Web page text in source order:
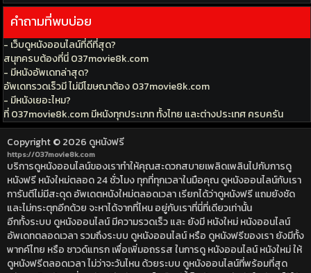
คำถามที่พบบ่อย
- เว็บดูหนังออนไลน์ที่ดีที่สุด?
สนุกครบต้องที่นี่ 037movie8k.com
- มีหนังอัพเดทล่าสุด?
อัพเดทรวดเร็วมี ไม่มีโฆษณาต้อง 037movie8k.com
- มีหนังเยอะไหม?
ที่ 037movie8k.com มีหนังทุกประเภท ทั้งไทย และต่างประเทศ ครบครัน
Copyright © 2026 ดูหนังฟรี
https://037movie8k.com
บริการดูหนังออนไลน์ของเราทำให้คุณสะดวกสบายเพลิดเพลินไปกับการดู
หนังฟรี หนังใหม่ตลอด 24 ชั่วโมง ทุกที่ทุกเวลาในมือคุณ ดูหนังออนไลน์กับเรา
การันตีไม่มีสะดุด อัพเดตหนังใหม่ตลอดเวลา เรียกได้ว่าดูหนังฟรี แถมยังชัด
และไม่กระตุกอีกด้วย จะหาได้จากที่ไหน อยู่กับเราที่นี่ที่เดียวเท่านั้น
อีกทั้งระบบ ดูหนังออนไลน์ มีความรวดเร็ว และ ยังมี หนังใหม่ หนังออนไลน์
อัพเดทตลอดเวลา รวมถึงระบบ ดูหนังออนไลน์ หรือ ดูหนังฟรีของเรา ยังมีทั้ง
พากค์ไทย หรือ ซาวด์แทรก เพื่อเพิ่มอถรรส ในการดู หนังออนไลน์ หนังใหม่ ให้
ดูหนังฟรีตลอดเวลา ไม่ว่าจะวันไหน ด้วยระบบ ดูหนังออนไลน์ที่พร้อมที่สุด